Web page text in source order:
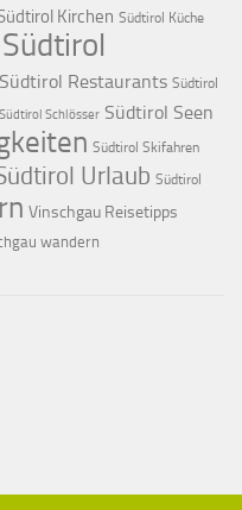
Kirchen Südtirol Küche
Südtirol
Südtirol Restaurants Südtirol
Südtirol Schlösser Südtirol Seen
Südtirol Skifahren
Urlaub Südtirol
Vinschgau Reisetipps
wandern